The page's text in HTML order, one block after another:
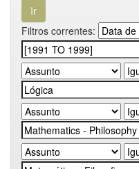
Filtros correntes: